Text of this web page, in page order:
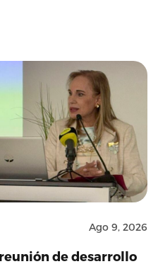
Ago 9, 2026
de desarrollo